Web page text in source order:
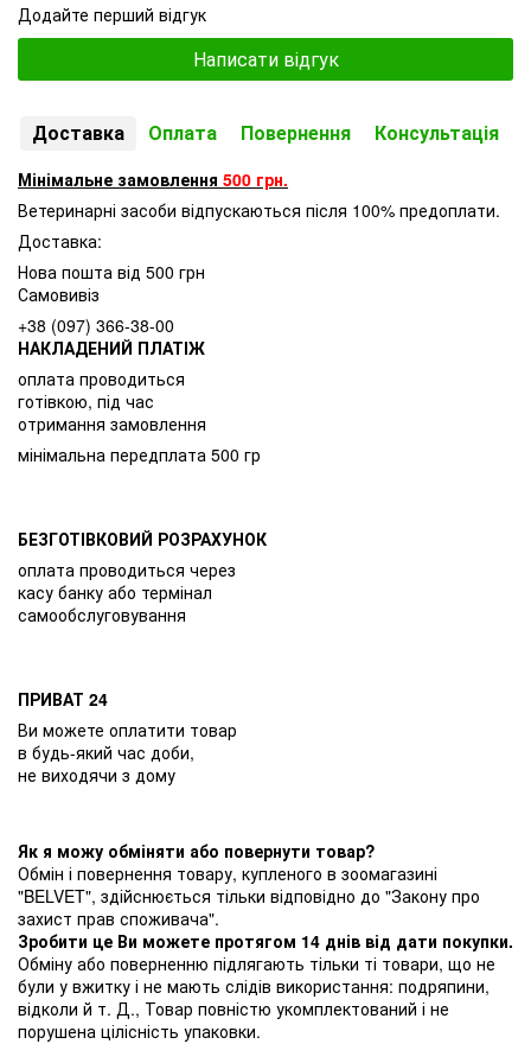
Додайте перший відгук
Написати відгук
Доставка Оплата Повернення Консультація
Мінімальне замовлення 500 грн.
Ветеринарні засоби відпускаються після 100% предоплати.
Доставка:
Нова пошта від 500 грн
Самовивіз
+38 (097) 366-38-00
НАКЛАДЕНИЙ ПЛАТІЖ
оплата проводиться
готівкою, під час
отримання замовлення
мінімальна передплата 500 гр
БЕЗГОТІВКОВИЙ РОЗРАХУНОК
оплата проводиться через
касу банку або термінал
самообслуговування
ПРИВАТ 24
Ви можете оплатити товар
в будь-який час доби,
не виходячи з дому
Як я можу обміняти або повернути товар?
Обмін і повернення товару, купленого в зоомагазині
"BELVET", здійснюється тільки відповідно до "Закону про
захист прав споживача".
Зробити це Ви можете протягом 14 днів від дати покупки.
Обміну або поверненню підлягають тільки ті товари, що не
були у вжитку і не мають слідів використання: подряпини,
відколи й т. Д., Товар повністю укомплектований і не
порушена цілісність упаковки.